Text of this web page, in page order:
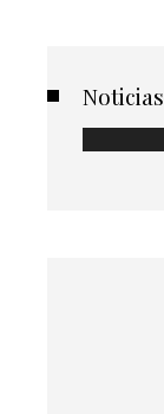
Noticias